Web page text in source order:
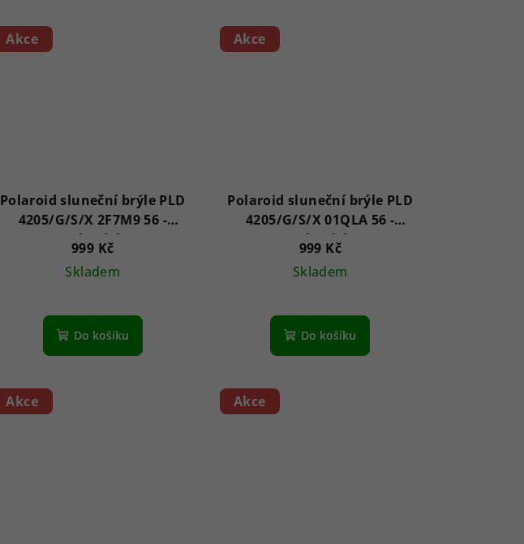
Akce
Polaroid sluneční brýle PLD
4205/G/S/X 2F7M9 56 -
Dámské
999 Kč
Skladem
Do košíku
Akce
Polaroid sluneční brýle PLD
4205/G/S/X 01QLA 56 -
Dámské
999 Kč
Skladem
Do košíku
Akce Akce